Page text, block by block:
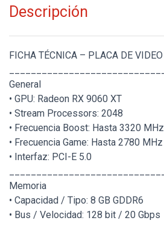
Descripción
FICHA TÉCNICA – PLACA DE VIDEO
General
• GPU: Radeon RX 9060 XT
• Stream Processors: 2048
• Frecuencia Boost: Hasta 3320 MHz
• Frecuencia Game: Hasta 2780 MHz
• Interfaz: PCI-E 5.0
Memoria
• Capacidad / Tipo: 8 GB GDDR6
• Bus / Velocidad: 128 bit / 20 Gbps